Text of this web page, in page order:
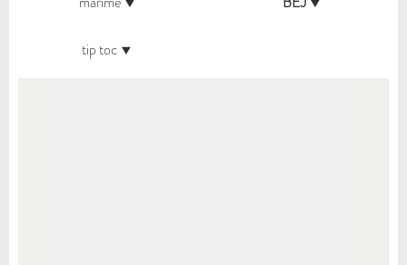
tip toc